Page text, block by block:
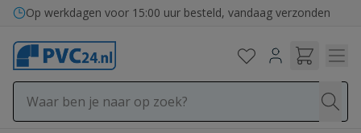
Ga naar de inhoud
Op werkdagen voor 15:00 uur besteld, vandaag verzonden